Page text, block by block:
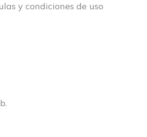
y condiciones de uso